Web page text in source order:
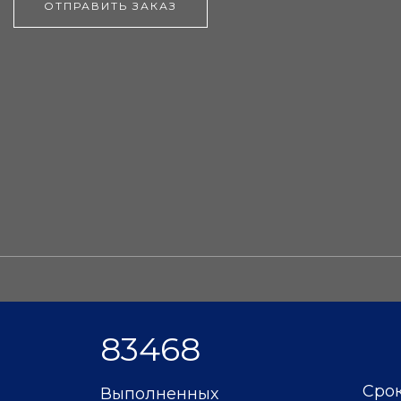
ОТПРАВИТЬ ЗАКАЗ
83468
Выполненных